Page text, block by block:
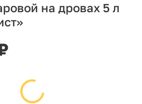
на дровах 5 л